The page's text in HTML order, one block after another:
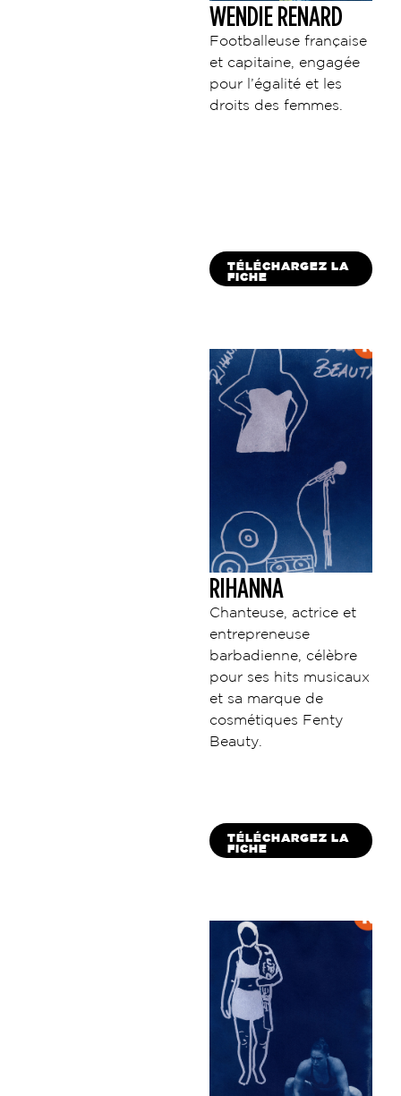
WENDIE RENARD
Footballeuse française
et capitaine, engagée
pour l’égalité et les
droits des femmes.
TÉLÉCHARGEZ LA
FICHE
RIHANNA
Chanteuse, actrice et
entrepreneuse
barbadienne, célèbre
pour ses hits musicaux
et sa marque de
cosmétiques Fenty
Beauty.
TÉLÉCHARGEZ LA
FICHE